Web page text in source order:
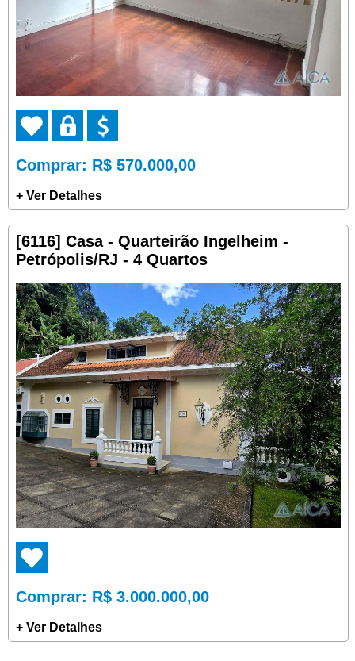
Comprar: R$ 570.000,00
+ Ver Detalhes
[6116] Casa - Quarteirão Ingelheim -
Petrópolis/RJ - 4 Quartos
Comprar: R$ 3.000.000,00
+ Ver Detalhes